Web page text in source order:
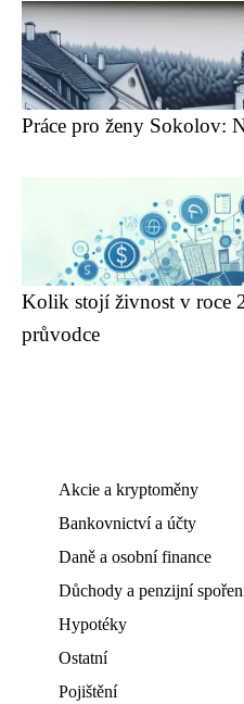
Práce pro ženy Sokolov:
Kolik stojí živnost v roce
průvodce
Akcie a kryptoměny
Bankovnictví a účty
Daně a osobní finance
Důchody a penzijní
Hypotéky
Ostatní
Pojištění